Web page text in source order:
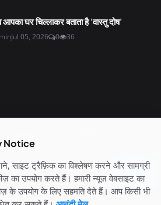
घर चिल्लाकर बताता है 'वास्तु दोष'
Jul 05, 2026 0 36
Join
Notice
साइट ट्रैफ़िक का विश्लेषण करने और सामग्री
का उपयोग करते हैं। हमारी न्यूज़ वेबसाइट का
के उपयोग के लिए सहमति देते हैं। आप किसी भी